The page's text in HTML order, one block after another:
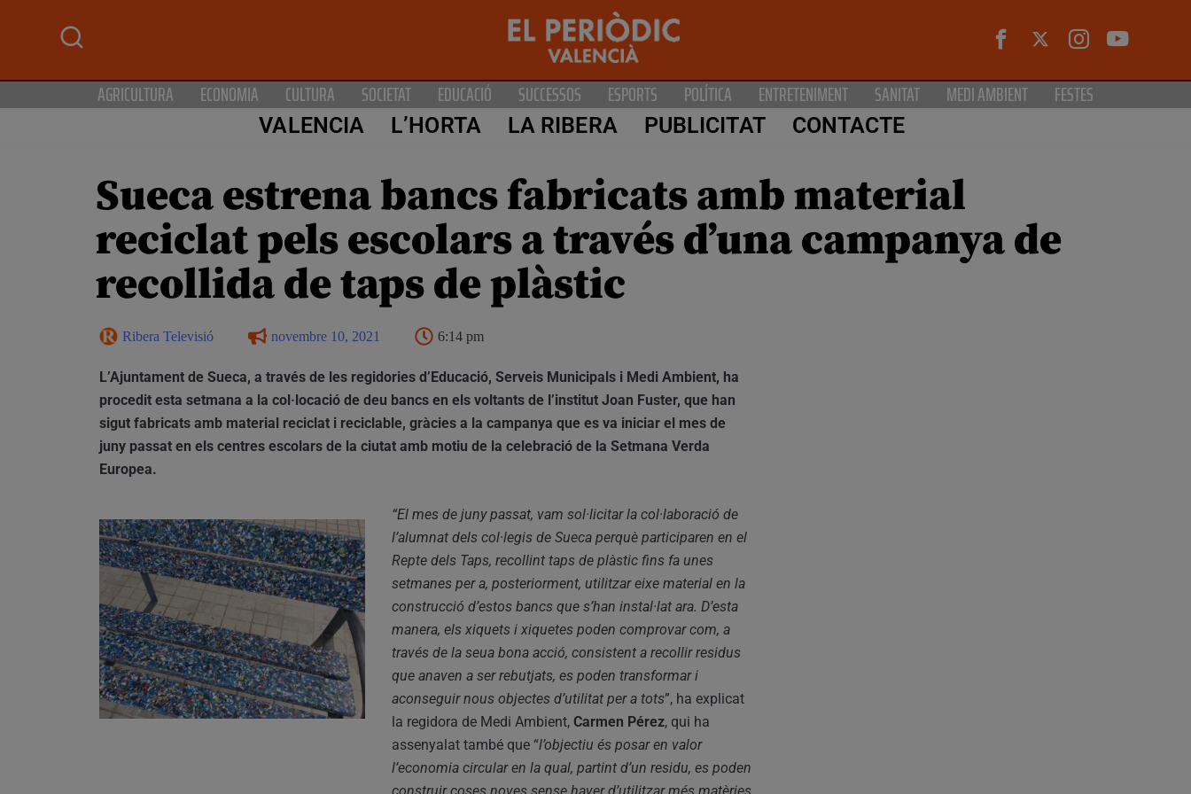
AGRICULTURA ECONOMIA CULTURA SOCIETAT EDUCACIÓ SUCCESSOS ESPORTS POLÍTICA ENTRETENIMENT SANITAT MEDI AMBIENT FESTES
VALENCIA L’HORTA LA RIBERA PUBLICITAT CONTACTE
Sueca estrena bancs fabricats amb material
reciclat pels escolars a través d’una campanya de
recollida de taps de plàstic
Ribera Televisió novembre 10, 2021 6:14 pm
L’Ajuntament de Sueca, a través de les regidories d’Educació, Serveis Municipals i Medi Ambient, ha
procedit esta setmana a la col·locació de deu bancs en els voltants de l’institut Joan Fuster, que han
sigut fabricats amb material reciclat i reciclable, gràcies a la campanya que es va iniciar el mes de
juny passat en els centres escolars de la ciutat amb motiu de la celebració de la Setmana Verda
Europea.
“El mes de juny passat, vam sol·licitar la col·laboració de
l’alumnat dels col·legis de Sueca perquè participaren en el
Repte dels Taps, recollint taps de plàstic fins fa unes
setmanes per a, posteriorment, utilitzar eixe material en la
construcció d’estos bancs que s’han instal·lat ara. D’esta
manera, els xiquets i xiquetes poden comprovar com, a
través de la seua bona acció, consistent a recollir residus
que anaven a ser rebutjats, es poden transformar i
aconseguir nous objectes d’utilitat per a tots”, ha explicat
la regidora de Medi Ambient, Carmen Pérez, qui ha
assenyalat també que “l’objectiu és posar en valor
l’economia circular en la qual, partint d’un residu, es poden
construir coses noves sense haver d’utilitzar més matèries